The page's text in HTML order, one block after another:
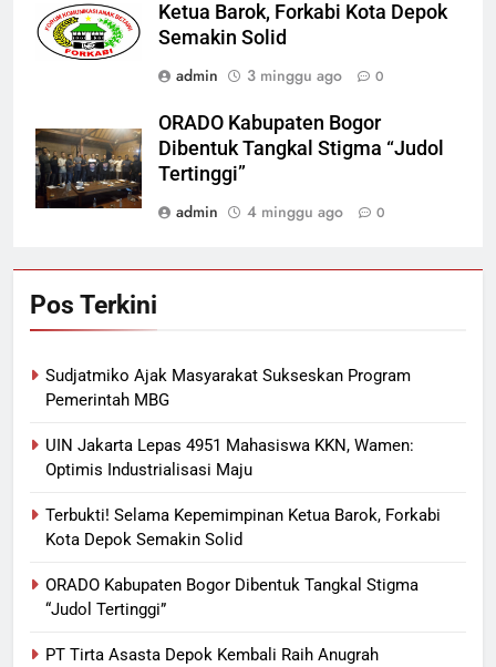
Ketua Barok, Forkabi Kota Depok
Semakin Solid
admin
3 minggu ago 0
ORADO Kabupaten Bogor
Dibentuk Tangkal Stigma “Judol
Tertinggi”
admin
4 minggu ago 0
Pos Terkini
Sudjatmiko Ajak Masyarakat Sukseskan Program
Pemerintah MBG
UIN Jakarta Lepas 4951 Mahasiswa KKN, Wamen:
Optimis Industrialisasi Maju
Terbukti! Selama Kepemimpinan Ketua Barok, Forkabi
Kota Depok Semakin Solid
ORADO Kabupaten Bogor Dibentuk Tangkal Stigma
“Judol Tertinggi”
PT Tirta Asasta Depok Kembali Raih Anugrah